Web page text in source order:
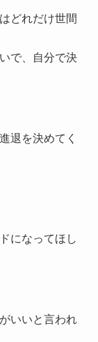
どれだけ世間
で、自分で決
退を決めてく
になってほし
いいと言われ